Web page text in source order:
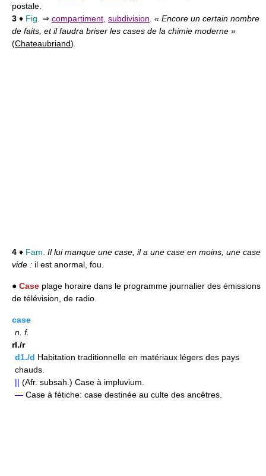
postale.
3 ♦ Fig. ⇒ compartiment subdivision « Encore un certain nombre
de faits, et il faudra briser les cases de la chimie moderne »
(Chateaubriand)
4 ♦ Fam. Il lui manque une case, il a une case en moins, une case
vide : il est anormal, fou.
● Case plage horaire dans le programme journalier des émissions
de télévision, de radio.
case
n. f.
rI./r
d1./d Habitation traditionnelle en matériaux légers des pays
chauds.
|| (Afr. subsah.) Case à impluvium.
— Case à fétiche: case destinée au culte des ancêtres.